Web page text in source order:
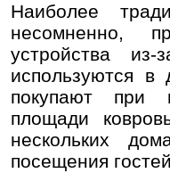
Наиболее
несомненно,
устройства
используются
покупают при
площади
нескольких
посещения